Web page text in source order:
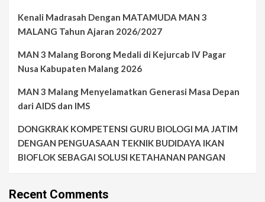
Kenali Madrasah Dengan MATAMUDA MAN 3
MALANG Tahun Ajaran 2026/2027
MAN 3 Malang Borong Medali di Kejurcab IV Pagar
Nusa Kabupaten Malang 2026
MAN 3 Malang Menyelamatkan Generasi Masa Depan
dari AIDS dan IMS
DONGKRAK KOMPETENSI GURU BIOLOGI MA JATIM
DENGAN PENGUASAAN TEKNIK BUDIDAYA IKAN
BIOFLOK SEBAGAI SOLUSI KETAHANAN PANGAN
Recent Comments